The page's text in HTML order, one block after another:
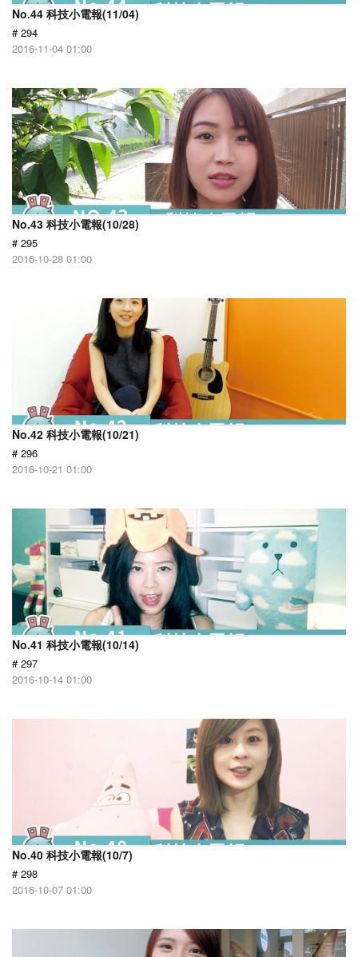
No.44 科技小電報(11/04)
# 294
2016-11-04 01:00
No.43 科技小電報(10/28)
# 295
2016-10-28 01:00
No.42 科技小電報(10/21)
# 296
2016-10-21 01:00
No.41 科技小電報(10/14)
# 297
2016-10-14 01:00
No.40 科技小電報(10/7)
# 298
2016-10-07 01:00